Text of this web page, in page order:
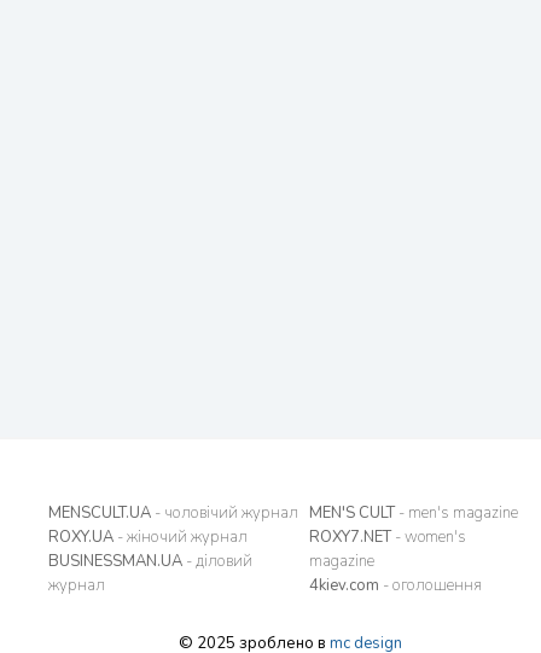
MENSCULT.UA - чоловічий журнал
ROXY.UA - жіночий журнал
BUSINESSMAN.UA - діловий
журнал
MEN'S CULT- men's magazine
ROXY7.NET- women's
magazine
4kiev.com - оголошення
© 2025 зроблено в mc design